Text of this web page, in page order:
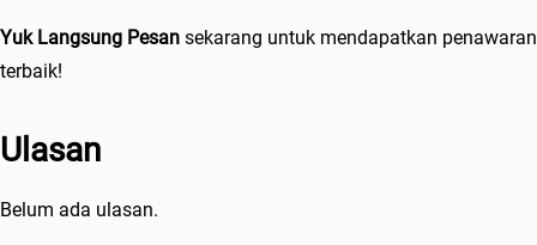
Yuk Langsung Pesan sekarang untuk mendapatkan penawaran
terbaik!
Ulasan
Belum ada ulasan.